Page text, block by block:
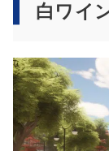
白ワイ